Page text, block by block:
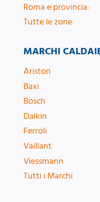
Roma e provincia
Tutte le zone
MARCHI
Ariston
Baxi
Bosch
Daikin
Ferroli
Vaillant
Viessmann
Tutti i Marchi